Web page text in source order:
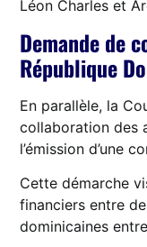
Léon Charles et
Demande de
République
En parallèle, la
collaboration des
l’émission d’une
Cette démarche
financiers entre
dominicaines